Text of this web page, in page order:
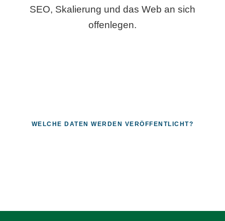
SEO, Skalierung und das Web an sich
offenlegen.
WELCHE DATEN WERDEN VERÖFFENTLICHT?